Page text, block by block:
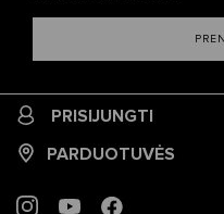
PRISIJUNGTI
PARDUOTUVĖS
INSTAGRAM
YOUTUBEFACEBOOK